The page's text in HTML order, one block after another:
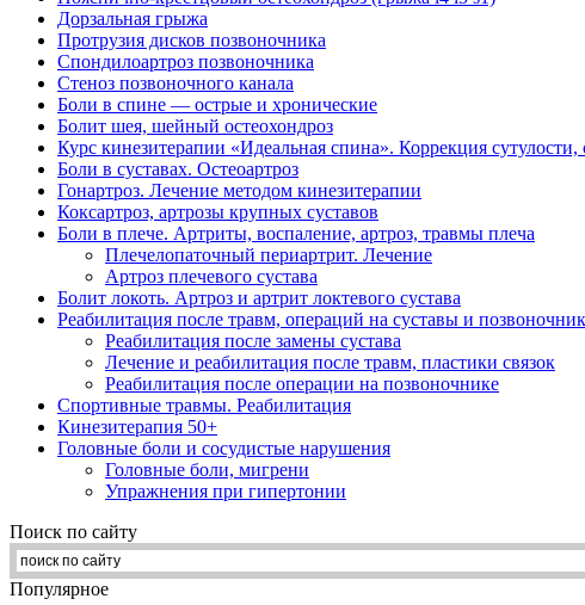
Дорзальная грыжа
Протрузия дисков позвоночника
Спондилоартроз позвоночника
Стеноз позвоночного канала
Боли в спине — острые и хронические
Болит шея, шейный остеохондроз
Курс кинезитерапии «Идеальная спина». Коррекция сутулости,
Боли в суставах. Остеоартроз
Гонартроз. Лечение методом кинезитерапии
Коксартроз, артрозы крупных суставов
Боли в плече. Артриты, воспаление, артроз, травмы плеча
Плечелопаточный периартрит. Лечение
Артроз плечевого сустава
Болит локоть. Артроз и артрит локтевого сустава
Реабилитация после травм, операций на суставы и позвоночник
Реабилитация после замены сустава
Лечение и реабилитация после травм, пластики связок
Реабилитация после операции на позвоночнике
Спортивные травмы. Реабилитация
Кинезитерапия 50+
Головные боли и сосудистые нарушения
Головные боли, мигрени
Упражнения при гипертонии
Поиск по сайту
Популярное